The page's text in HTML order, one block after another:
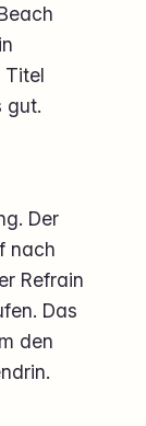
Titel
gut.
Der
nach
Refrain
Das
den